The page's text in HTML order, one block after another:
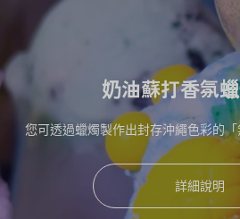
奶油蘇打香氛
您可透過蠟燭製作出封存沖繩色彩的
詳細說明